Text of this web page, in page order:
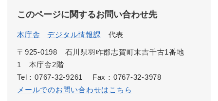
このページに関するお問い合わせ先
本庁舎 デジタル情報課 代表
〒925-0198 石川県羽咋郡志賀町末吉千古1番地
1 本庁舎2階
Tel：0767-32-9261
Fax：0767-32-3978
メールでのお問い合わせはこちら